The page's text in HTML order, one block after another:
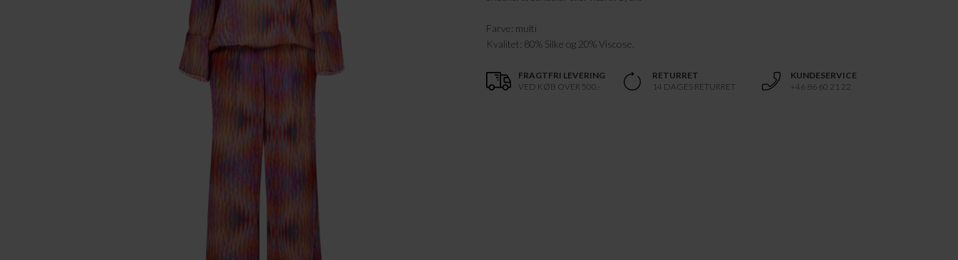
Farve: multi
Kvalitet: 80% Silke og 20% Viscose.
FRAGTFRI LEVERING
VED KØB OVER 500,-
RETURRET
14 DAGES RETURRET
KUNDESERVICE
+46 86 60 21 22